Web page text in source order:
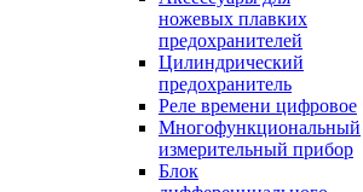
ножевых плавких
предохранителей
Цилиндрический
предохранитель
Реле времени цифровое
Многофункциональный
измерительный прибор
Блок